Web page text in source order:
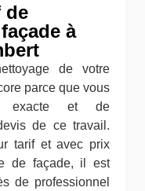
de
à
de votre
parce que vous
exacte et de
de ce travail.
tarif et avec prix
de façade, il est
de professionnel